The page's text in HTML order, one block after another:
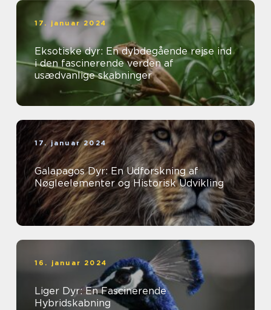
17. januar 2024
Eksotiske dyr: En dybdegående rejse ind
i den fascinerende verden af
usædvanlige skabninger
17. januar 2024
Galapagos Dyr: En Udforskning af
Nøgleelementer og Historisk Udvikling
16. januar 2024
Liger Dyr: En Fascinerende
Hybridskabning